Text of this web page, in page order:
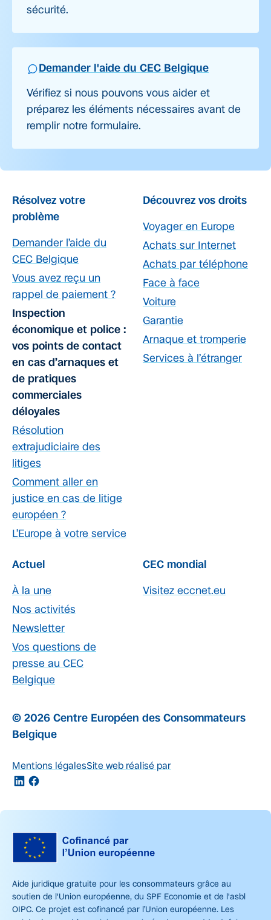
sécurité.
Demander l'aide du CEC Belgique
Vérifiez si nous pouvons vous aider et
préparez les éléments nécessaires avant de
remplir notre formulaire.
Résolvez votre
problème
Demander l’aide du
CEC Belgique
Vous avez reçu un
rappel de paiement ?
Inspection
économique et police :
vos points de contact
en cas d’arnaques et
de pratiques
commerciales
déloyales
Résolution
extrajudiciaire des
litiges
Comment aller en
justice en cas de litige
européen ?
L’Europe à votre service
Découvrez vos droits
Voyager en Europe
Achats sur Internet
Achats par téléphone
Face à face
Voiture
Garantie
Arnaque et tromperie
Services à l’étranger
Actuel
À la une
Nos activités
Newsletter
Vos questions de
presse au CEC
Belgique
CEC mondial
Visitez eccnet.eu
© 2026 Centre Européen des Consommateurs
Belgique
Mentions légalesSite web réalisé par
Aide juridique gratuite pour les consommateurs grâce au
soutien de l'Union européenne, du SPF Economie et de l'asbl
OIPC. Ce projet est cofinancé par l’Union européenne. Les